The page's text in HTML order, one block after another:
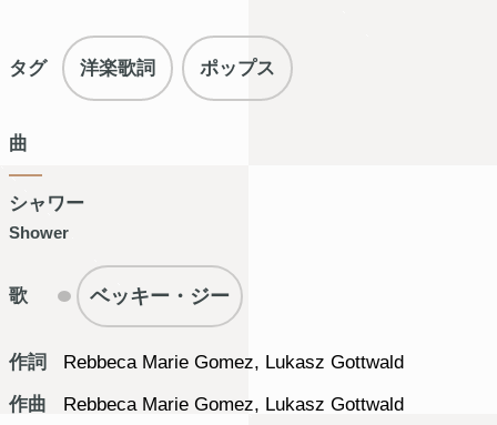
タグ 洋楽歌詞 ポップス
曲
シャワー
Shower
歌 ベッキー・ジー
作詞
Rebbeca Marie Gomez, Lukasz Gottwald
作曲
Rebbeca Marie Gomez, Lukasz Gottwald